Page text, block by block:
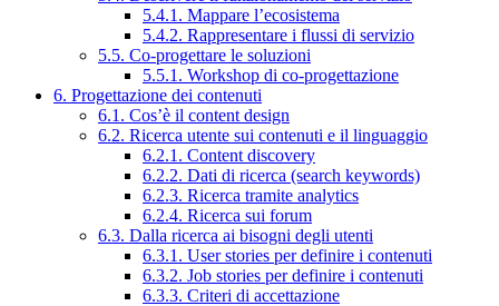
5.4.1. Mappare l’ecosistema
5.4.2. Rappresentare i flussi di servizio
5.5. Co-progettare le soluzioni
5.5.1. Workshop di co-progettazione
6. Progettazione dei contenuti
6.1. Cos’è il content design
6.2. Ricerca utente sui contenuti e il linguaggio
6.2.1. Content discovery
6.2.2. Dati di ricerca (search keywords)
6.2.3. Ricerca tramite analytics
6.2.4. Ricerca sui forum
6.3. Dalla ricerca ai bisogni degli utenti
6.3.1. User stories per definire i contenuti
6.3.2. Job stories per definire i contenuti
6.3.3. Criteri di accettazione